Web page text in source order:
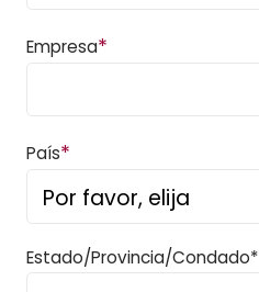
Empresa*
País*
Estado/Provincia/Condado*